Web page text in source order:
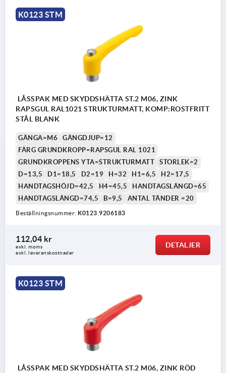
K0123 STM
LÅSSPAK MED SKYDDSHÄTTA ST.2 M06, ZINK
RAPSGUL RAL1021 STRUKTURMATT, KOMP:ROSTFRITT
STÅL BLANK
GÄNGA=M6
GÄNGDJUP=12
FÄRG GRUNDKROPP=RAPSGUL RAL 1021
GRUNDKROPPENS YTA=STRUKTURMATT
STORLEK=2
D=13,5
D1=18,5 D2=19 H=32 H1=6,5
H2=17,5
HANDTAGSHÖJD=42,5
H4=45,5
HANDTAGSLÄNGD=65
HANDTAGSLÄNGD=74,5
B=9,5 ANTAL TÄNDER =20
Beställningsnummer: K0123.9206183
112,04 kr
exkl. moms
exkl. leveranskostnader
DETALJER
K0123 STM
LÅSSPAK MED SKYDDSHÄTTA ST.2 M06, ZINK RÖD